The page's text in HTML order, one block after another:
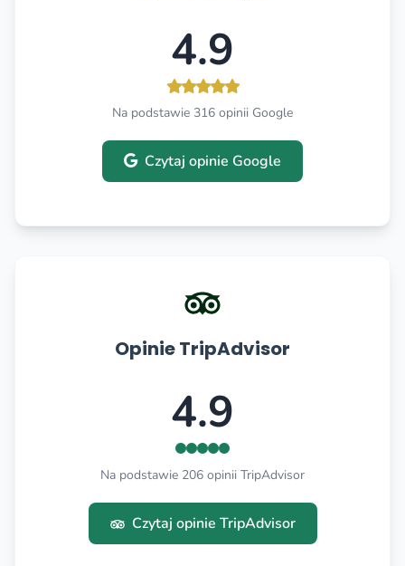
4.9
Na podstawie 316 opinii Google
Czytaj opinie Google
Opinie TripAdvisor
4.9
Na podstawie 206 opinii TripAdvisor
Czytaj opinie TripAdvisor